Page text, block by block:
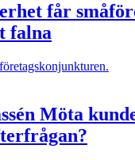
får
falna
Möta